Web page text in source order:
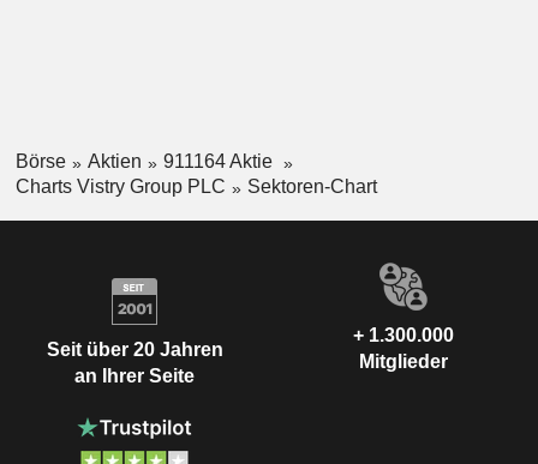
Börse Aktien
911164 Aktie
Charts Vistry Group PLC
Sektoren-Chart
Seit über 20 Jahren
an Ihrer Seite
+ 1.300.000
Mitglieder